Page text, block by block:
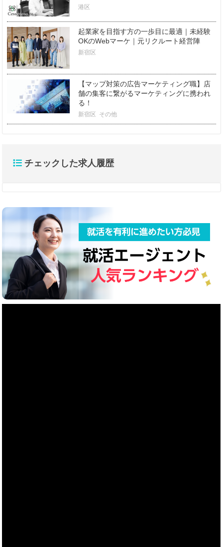
港区
起業家を目指す方の一歩目に最適｜未経験
OKのWebマーケ｜元リクルート経営陣
新宿区
【マップ対策の広告マーケティング職】店
舗の集客に繋がるマーケティングに携われ
る！
新宿区 その他
チェックした求人履歴